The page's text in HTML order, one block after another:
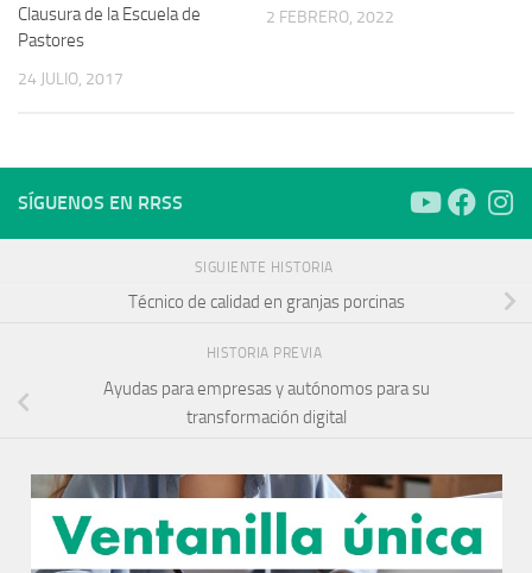
Clausura de la Escuela de
Pastores
24 JULIO, 2017
2 FEBRERO, 2022
SÍGUENOS EN RRSS
SIGUIENTE HISTORIA
Técnico de calidad en granjas porcinas
HISTORIA PREVIA
Ayudas para empresas y autónomos para su
transformación digital